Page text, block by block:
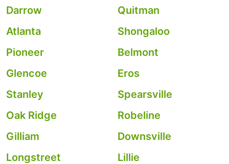
Darrow
Quitman
Atlanta
Shongaloo
Pioneer
Belmont
Glencoe
Eros
Stanley
Spearsville
Oak Ridge
Robeline
Gilliam
Downsville
Longstreet
Lillie